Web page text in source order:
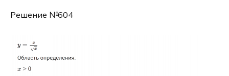
Решение №604